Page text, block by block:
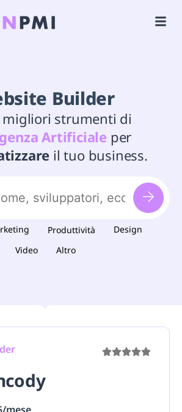
Builder
migliori strumenti di
Artificiale per
il tuo business.
Produttività
Design
Video
Altro